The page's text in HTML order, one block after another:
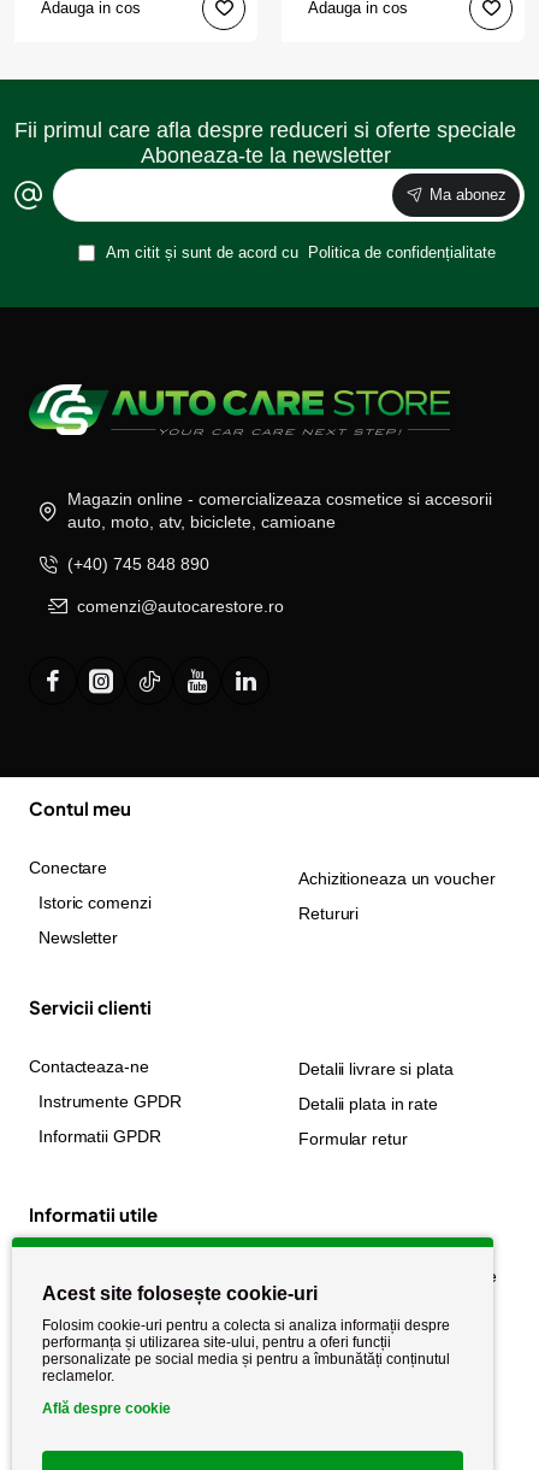
Adauga in cos Adauga in cos
Fii primul care afla despre reduceri si oferte speciale
Aboneaza-te la newsletter
Ma abonez
Am citit și sunt de acord cu Politica de confidențialitate
Magazin online - comercializeaza cosmetice si accesorii
auto, moto, atv, biciclete, camioane
(+40) 745 848 890
comenzi@autocarestore.ro
Contul meu
Conectare
Istoric comenzi
Newsletter
Achizitioneaza un voucher
Retururi
Servicii clienti
Contacteaza-ne
Instrumente GPDR
Informatii GPDR
Detalii livrare si plata
Detalii plata in rate
Formular retur
Informatii utile
Politica de cookie
Politica de confidențialitate
Termeni si conditii
Acest site folosește cookie-uri
Folosim cookie-uri pentru a colecta si analiza informații despre
performanța și utilizarea site-ului, pentru a oferi funcții
personalizate pe social media și pentru a îmbunătăți conținutul
reclamelor.
Află despre cookie